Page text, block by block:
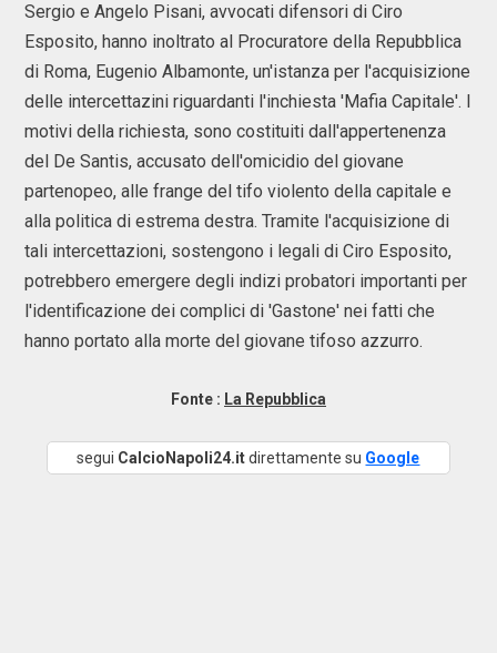
Sergio e Angelo Pisani, avvocati difensori di Ciro
Esposito, hanno inoltrato al Procuratore della Repubblica
di Roma, Eugenio Albamonte, un'istanza per l'acquisizione
delle intercettazini riguardanti l'inchiesta 'Mafia Capitale'. I
motivi della richiesta, sono costituiti dall'appertenenza
del De Santis, accusato dell'omicidio del giovane
partenopeo, alle frange del tifo violento della capitale e
alla politica di estrema destra. Tramite l'acquisizione di
tali intercettazioni, sostengono i legali di Ciro Esposito,
potrebbero emergere degli indizi probatori importanti per
l'identificazione dei complici di 'Gastone' nei fatti che
hanno portato alla morte del giovane tifoso azzurro.
Fonte : La Repubblica
segui CalcioNapoli24.itdirettamente su Google